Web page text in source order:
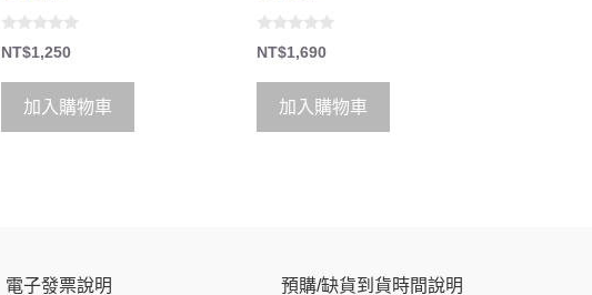
0
o
t
5
NT$1,250
加入購物車
0
o
t
5
NT$1,690
加入購物車
電子發票說明 預購/缺貨到貨時間說明